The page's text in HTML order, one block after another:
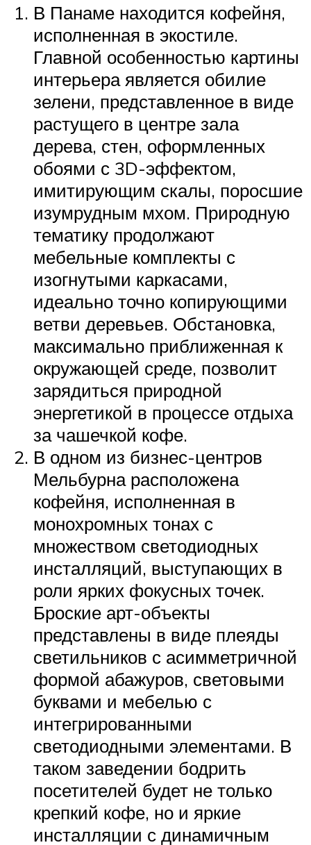
В Панаме находится кофейня,
исполненная в экостиле.
Главной особенностью картины
интерьера является обилие
зелени, представленное в виде
растущего в центре зала
дерева, стен, оформленных
обоями с 3D-эффектом,
имитирующим скалы, поросшие
изумрудным мхом. Природную
тематику продолжают
мебельные комплекты с
изогнутыми каркасами,
идеально точно копирующими
ветви деревьев. Обстановка,
максимально приближенная к
окружающей среде, позволит
зарядиться природной
энергетикой в процессе отдыха
за чашечкой кофе.
В одном из бизнес-центров
Мельбурна расположена
кофейня, исполненная в
монохромных тонах с
множеством светодиодных
инсталляций, выступающих в
роли ярких фокусных точек.
Броские арт-объекты
представлены в виде плеяды
светильников с асимметричной
формой абажуров, световыми
буквами и мебелью с
интегрированными
светодиодными элементами. В
таком заведении бодрить
посетителей будет не только
крепкий кофе, но и яркие
инсталляции с динамичным